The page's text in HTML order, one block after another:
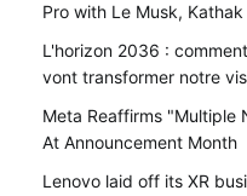
Pro with Le Musk,
L'horizon 2036 :
vont transformer notre
Meta Reaffirms "Multiple
At Announcement Month
Lenovo laid off its XR